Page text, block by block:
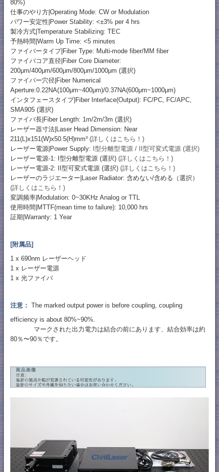
80%)
仕事のやり方|Operating Mode: CW or Modulation
パワー安定性|Power Stability: <±3% per 4 hrs
製冷方式|Temperature Stabilizing: TEC
予熱時間|Warm Up Time: <5 minutes
ファイバータイプ|Fiber Type: Multi-mode fiber/MM fiber
ファイバコア直径|Fiber Core Diameter:
200μm/400μm/600μm/800μm/1000μm (選択)
ファイバー穴径|Fiber Numerical
Aperture:0.22NA(100μm~400μm)/0.37NA(600μm~1000μm)
インタフェースタイプ|Fiber Interface(Output): FC/PC, FC/APC,
SMA905 (選択)
ファイバ長|Fiber Length: 1m/2m/3m (選択)
レーザー器寸法|Laser Head Dimension: Near
211(L)x151(W)x50.5(H)mm³ (詳しくはこちら！)
レーザー電源|Power Supply: I型分離型電源 / II型可変式電源 (選択)
レーザー電源-1: I型分離型電源 (選択) (詳しくはこちら！)
レーザー電源-2: II型可変式電源 (選択) (詳しくはこちら！)
レーザーのラジエーター|Laser Radiator: 含めない/含める（選択）
(詳しくはこちら！)
変調频率|Modulation: 0~30KHz Analog or TTL
使用時間|MTTF(mean time to failure): 10,000 hrs
証期|Warranty: 1 Year
[附属品]
1 x 690nm レーザーヘッド
1 x レーザー電源
1 x 光ファイバ
注意： The marked output power is before coupling, coupling
efficiency is about 80%~90%.
マークされた出力電力は結合の前にあります、結合効率は約
80％〜90％です。